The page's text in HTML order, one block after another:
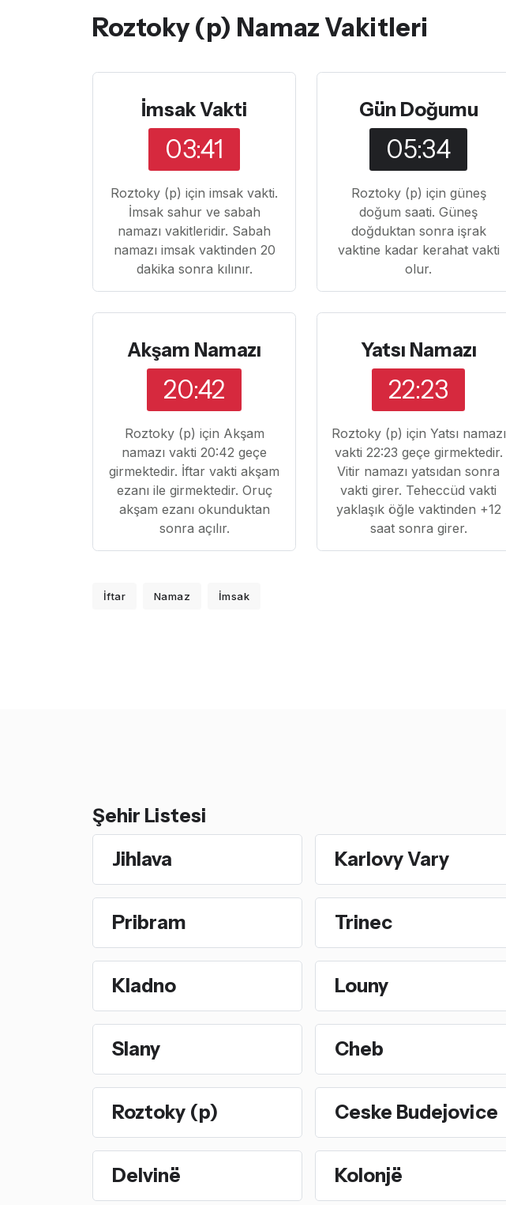
Roztoky (p) Namaz Vakitleri
İmsak Vakti
03:41
Roztoky (p) için imsak vakti.
İmsak sahur ve sabah
namazı vakitleridir. Sabah
namazı imsak vaktinden 20
dakika sonra kılınır.
Gün Doğumu
05:34
Roztoky (p) için güneş
doğum saati. Güneş
doğduktan sonra işrak
vaktine kadar kerahat vakti
olur.
Akşam Namazı
20:42
Roztoky (p) için Akşam
namazı vakti 20:42 geçe
girmektedir. İftar vakti akşam
ezanı ile girmektedir. Oruç
akşam ezanı okunduktan
sonra açılır.
Yatsı Namazı
22:23
Roztoky (p) için Yatsı namazı
vakti 22:23 geçe girmektedir.
Vitir namazı yatsıdan sonra
vakti girer. Teheccüd vakti
yaklaşık öğle vaktinden +12
saat sonra girer.
İftar Namaz İmsak
Şehir Listesi
Jihlava
Karlovy Vary
Pribram Trinec
Kladno Louny
Slany Cheb
Roztoky (p) Ceske Budejovice
Delvinë Kolonjë